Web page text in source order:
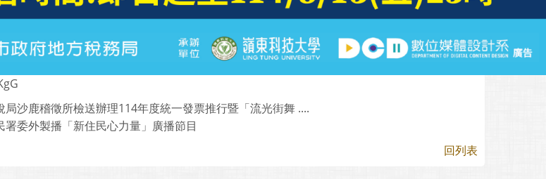
局沙鹿稽徵所檢送辦理114年度統一發票推行暨「流光街舞 ....
署委外製播「新住民心力量」廣播節目
回列表